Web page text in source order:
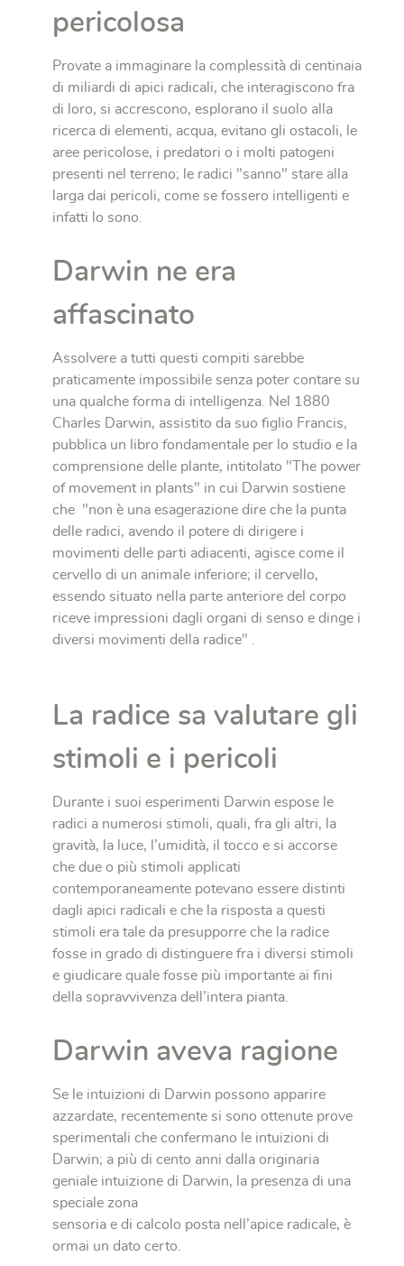
pericolosa
Provate a immaginare la complessità di centinaia
di miliardi di apici radicali, che interagiscono fra
di loro, si accrescono, esplorano il suolo alla
ricerca di elementi, acqua, evitano gli ostacoli, le
aree pericolose, i predatori o i molti patogeni
presenti nel terreno; le radici "sanno" stare alla
larga dai pericoli, come se fossero intelligenti e
infatti lo sono.
Darwin ne era
affascinato
Assolvere a tutti questi compiti sarebbe
praticamente impossibile senza poter contare su
una qualche forma di intelligenza. Nel 1880
Charles Darwin, assistito da suo figlio Francis,
pubblica un libro fondamentale per lo studio e la
comprensione delle plante, intitolato "The power
of movement in plants" in cui Darwin sostiene
che "non è una esagerazione dire che la punta
delle radici, avendo il potere di dirigere i
movimenti delle parti adiacenti, agisce come il
cervello di un animale inferiore; il cervello,
essendo situato nella parte anteriore del corpo
riceve impressioni dagli organi di senso e dinge i
diversi movimenti della radice" .
La radice sa valutare gli
stimoli e i pericoli
Durante i suoi esperimenti Darwin espose le
radici a numerosi stimoli, quali, fra gli altri, la
gravità, la luce, l’umidità, il tocco e si accorse
che due o più stimoli applicati
contemporaneamente potevano essere distinti
dagli apici radicali e che la risposta a questi
stimoli era tale da presupporre che la radice
fosse in grado di distinguere fra i diversi stimoli
e giudicare quale fosse più importante ai fini
della sopravvivenza dell’intera pianta.
Darwin aveva ragione
Se le intuizioni di Darwin possono apparire
azzardate, recentemente si sono ottenute prove
sperimentali che confermano le intuizioni di
Darwin; a più di cento anni dalla originaria
geniale intuizione di Darwin, la presenza di una
speciale zona
sensoria e di calcolo posta nell’apice radicale, è
ormai un dato certo.